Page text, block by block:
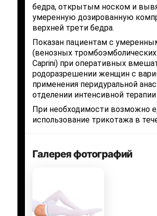
бедра, открытым носком и
умеренную дозированную
верхней трети бедра.
Показан пациентам с
(венозных
Caprini) при оперативных
родоразрешении женщин с
применения перидуральной
отделении интенсивной
При необходимости возможно
использование трикотажа в
Галерея фотографий